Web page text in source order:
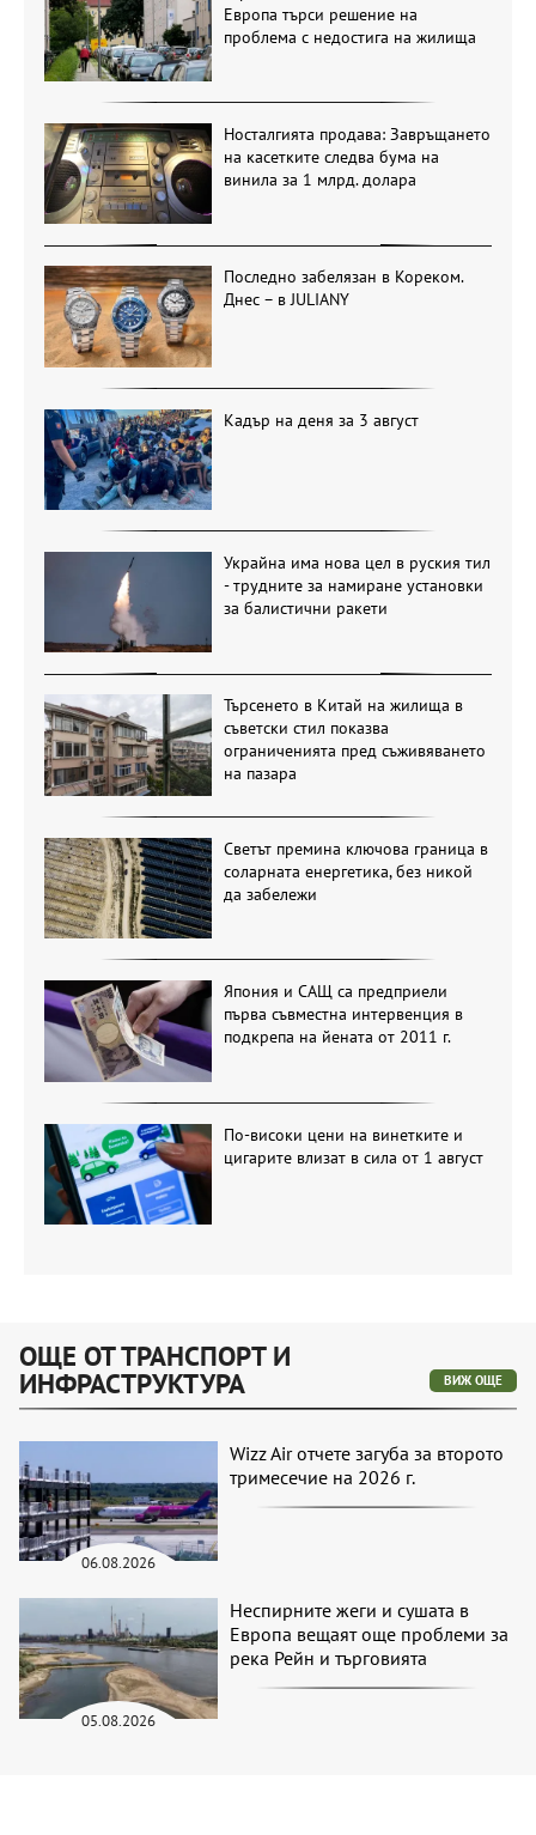
Европа търси решение на
проблема с недостига на жилища
Носталгията продава: Завръщането
на касетките следва бума на
винила за 1 млрд. долара
Последно забелязан в Кореком.
Днес – в JULIANY
Кадър на деня за 3 август
Украйна има нова цел в руския тил
- трудните за намиране установки
за балистични ракети
Търсенето в Китай на жилища в
съветски стил показва
ограниченията пред съживяването
на пазара
Светът премина ключова граница в
соларната енергетика, без никой
да забележи
Япония и САЩ са предприели
първа съвместна интервенция в
подкрепа на йената от 2011 г.
По-високи цени на винетките и
цигарите влизат в сила от 1 август
ОЩЕ ОТ ТРАНСПОРТ И
ИНФРАСТРУКТУРА ВИЖ ОЩЕ
06.08.2026
Wizz Air отчете загуба за второто
тримесечие на 2026 г.
05.08.2026
Неспирните жеги и сушата в
Европа вещаят още проблеми за
река Рейн и търговията